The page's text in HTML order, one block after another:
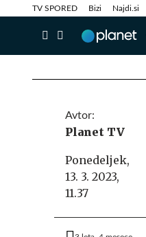
TV SPORED Bizi Najdi.si
Info in obvestila
Avtor:
Planet TV
Ponedeljek,
13. 3. 2023,
11.37